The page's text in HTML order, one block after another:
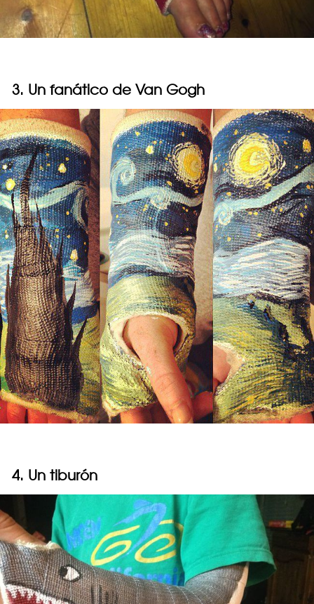
3. Un fanático de Van Gogh
4. Un tiburón